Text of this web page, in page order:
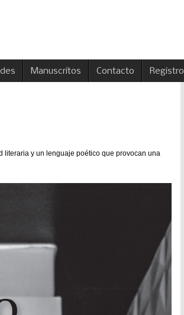
Manuscritos Contacto Registro
literaria y un lenguaje poético que provocan una